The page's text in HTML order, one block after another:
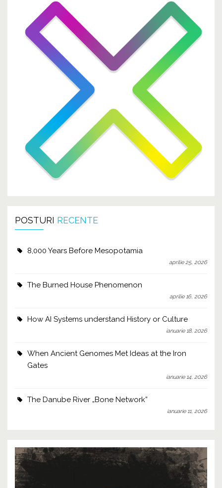
POSTURI RECENTE
8,000 Years Before Mesopotamia
aprilie 25, 2026
The Burned House Phenomenon
aprilie 16, 2026
How AI Systems understand History or Culture
ianuarie 18, 2026
When Ancient Genomes Met Ideas at the Iron
Gates
ianuarie 14, 2026
The Danube River „Bone Network”
ianuarie 11, 2026